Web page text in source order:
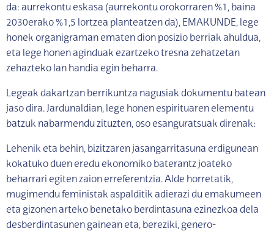
da: aurrekontu eskasa (aurrekontu orokorraren %1, baina
2030erako %1,5 lortzea planteatzen da), EMAKUNDE, lege
honek organigraman ematen dion posizio berriak ahuldua,
eta lege honen aginduak ezartzeko tresna zehatzetan
zehazteko lan handia egin beharra.
Legeak dakartzan berrikuntza nagusiak dokumentu batean
jaso dira. Jardunaldian, lege honen espirituaren elementu
batzuk nabarmendu zituzten, oso esanguratsuak direnak:
Lehenik eta behin, bizitzaren jasangarritasuna erdigunean
kokatuko duen eredu ekonomiko baterantz joateko
beharrari egiten zaion erreferentzia. Alde horretatik,
mugimendu feministak aspalditik adierazi du emakumeen
eta gizonen arteko benetako berdintasuna ezinezkoa dela
desberdintasunen gainean eta, bereziki, genero-